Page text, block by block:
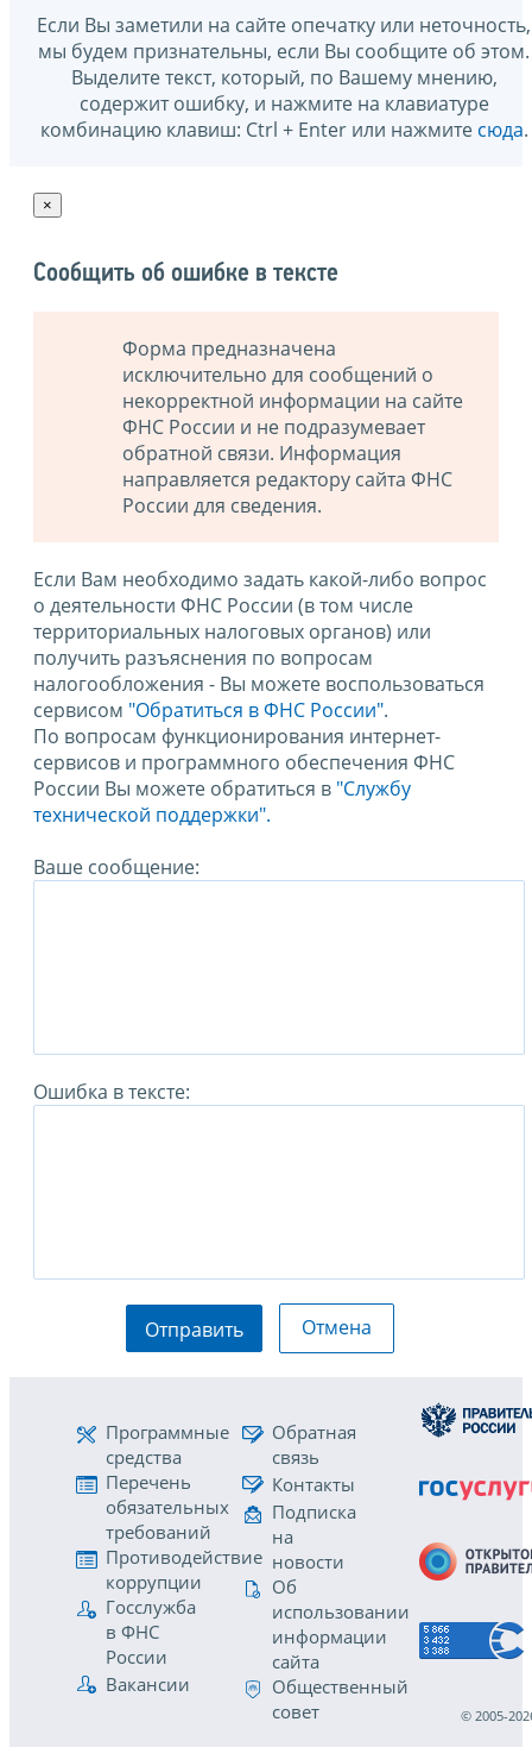
Если Вы заметили на сайте опечатку или неточность,
мы будем признательны, если Вы сообщите об этом.
Выделите текст, который, по Вашему мнению,
содержит ошибку, и нажмите на клавиатуре
комбинацию клавиш: Ctrl + Enter или нажмите сюда.
×
Сообщить об ошибке в тексте
Форма предназначена
исключительно для сообщений о
некорректной информации на сайте
ФНС России и не подразумевает
обратной связи. Информация
направляется редактору сайта ФНС
России для сведения.
Если Вам необходимо задать какой-либо вопрос
о деятельности ФНС России (в том числе
территориальных налоговых органов) или
получить разъяснения по вопросам
налогообложения - Вы можете воспользоваться
сервисом "Обратиться в ФНС России".
По вопросам функционирования интернет-
сервисов и программного обеспечения ФНС
России Вы можете обратиться в "Службу
технической поддержки".
Ваше сообщение:
Ошибка в тексте:
Отправить Отмена
Программные
средства
Перечень
обязательных
требований
Противодействие
коррупции
Госслужба
в ФНС
России
Вакансии
Обратная
связь
Контакты
Подписка
на
новости
Об
использовании
информации
сайта
Общественный
совет
© 2005-